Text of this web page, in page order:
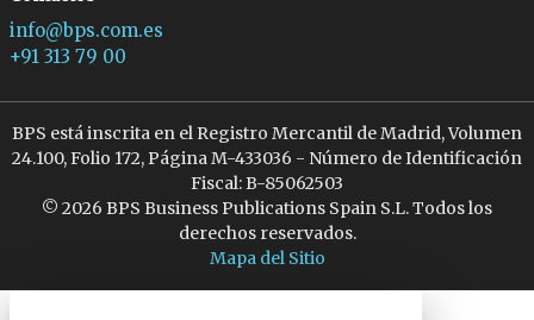
info@bps.com.es
+91 313 79 00
BPS está inscrita en el Registro Mercantil de Madrid, Volumen
24.100, Folio 172, Página M-433036 - Número de Identificación
Fiscal: B-85062503
© 2026 BPS Business Publications Spain S.L. Todos los
derechos reservados.
Mapa del Sitio